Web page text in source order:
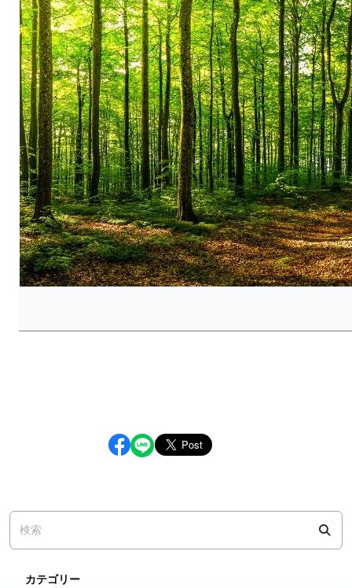
カテゴリー